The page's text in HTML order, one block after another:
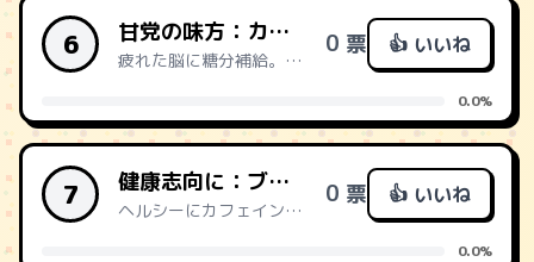
6 甘党の味方：カフェラテ+砂糖2本
疲れた脳に糖分補給。甘さで気分を切り替えるシンプル技。
0 票 👍 いいね
0.0%
7 健康志向に：ブレンドコーヒー+豆乳
ヘルシーにカフェインチャージ。植物性ミルクで体にも優しい。
0 票 👍 いいね
0.0%